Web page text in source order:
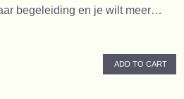
begeleiding en je wilt meer…
ADD TO CART